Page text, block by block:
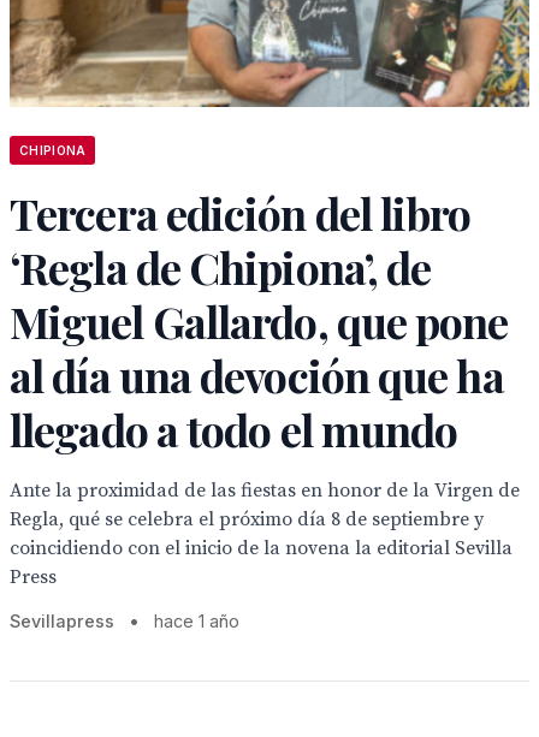
CHIPIONA
Tercera edición del libro
‘Regla de Chipiona’, de
Miguel Gallardo, que pone
al día una devoción que ha
llegado a todo el mundo
Ante la proximidad de las fiestas en honor de la Virgen de
Regla, qué se celebra el próximo día 8 de septiembre y
coincidiendo con el inicio de la novena la editorial Sevilla
Press
Sevillapress • hace 1 año